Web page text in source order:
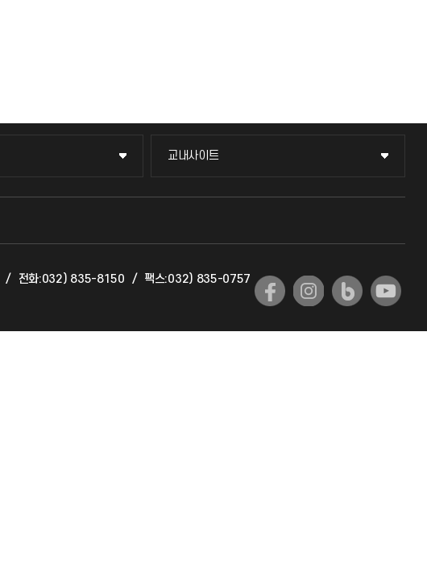
교내사이트
교내사이트
교수회
국제교류과
/ 전화:032) 835-8150 / 팩스:032) 835-0757